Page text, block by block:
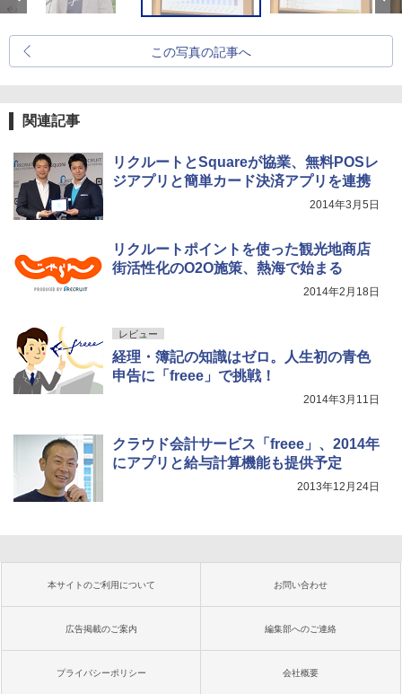
この写真の記事へ
関連記事
リクルートとSquareが協業、無料POSレ
ジアプリと簡単カード決済アプリを連携
2014年3月5日
リクルートポイントを使った観光地商店
街活性化のO2O施策、熱海で始まる
2014年2月18日
レビュー
経理・簿記の知識はゼロ。人生初の青色
申告に「freee」で挑戦！
2014年3月11日
クラウド会計サービス「freee」、2014年
にアプリと給与計算機能も提供予定
2013年12月24日
本サイトのご利用について お問い合わせ
広告掲載のご案内 編集部へのご連絡
プライバシーポリシー 会社概要